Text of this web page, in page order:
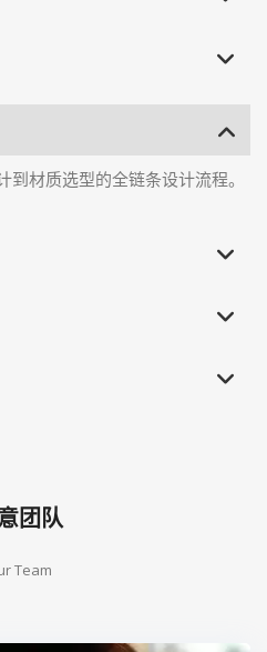
材质选型的全链条设计流程。
团队
Team